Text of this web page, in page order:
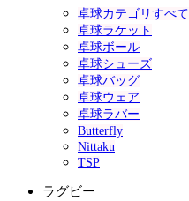
卓球カテゴリすべて
卓球ラケット
卓球ボール
卓球シューズ
卓球バッグ
卓球ウェア
卓球ラバー
Butterfly
Nittaku
TSP
ラグビー